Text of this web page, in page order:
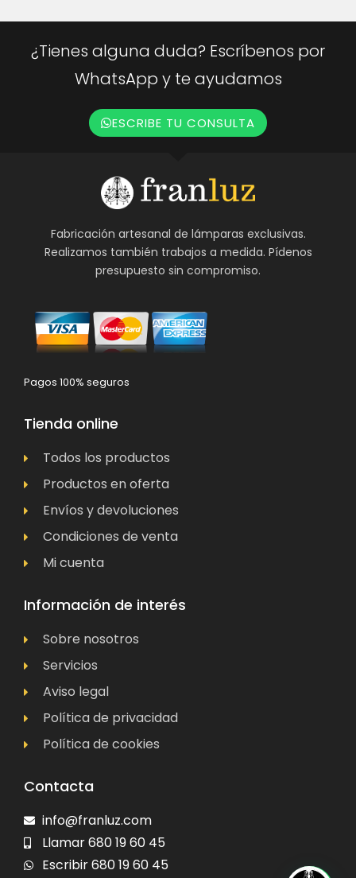
¿Tienes alguna duda? Escríbenos por
WhatsApp y te ayudamos
ESCRIBE TU CONSULTA
Fabricación artesanal de lámparas exclusivas.
Realizamos también trabajos a medida. Pídenos
presupuesto sin compromiso.
Pagos 100% seguros
Tienda online
Todos los productos
Productos en oferta
Envíos y devoluciones
Condiciones de venta
Mi cuenta
Información de interés
Sobre nosotros
Servicios
Aviso legal
Política de privacidad
Política de cookies
Contacta
info@franluz.com
Llamar 680 19 60 45
Escribir 680 19 60 45